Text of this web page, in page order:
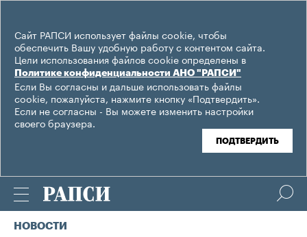
Сайт РАПСИ использует файлы cookie, чтобы
обеспечить Вашу удобную работу с контентом сайта.
Цели использования файлов cookie определены в
Политике конфиденциальности АНО "РАПСИ"
Если Вы согласны и дальше использовать файлы
cookie, пожалуйста, нажмите кнопку «Подтвердить».
Если не согласны - Вы можете изменить настройки
своего браузера.
ПОДТВЕРДИТЬ
НОВОСТИ